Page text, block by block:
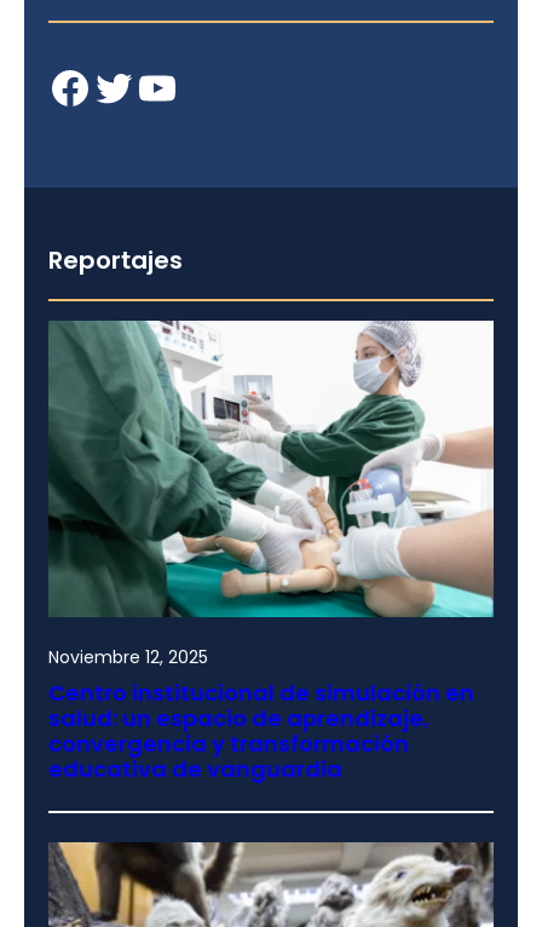
Facebook Twitter YouTube
Reportajes
Noviembre 12, 2025
Centro institucional de simulación en
salud: un espacio de aprendizaje,
convergencia y transformación
educativa de vanguardia